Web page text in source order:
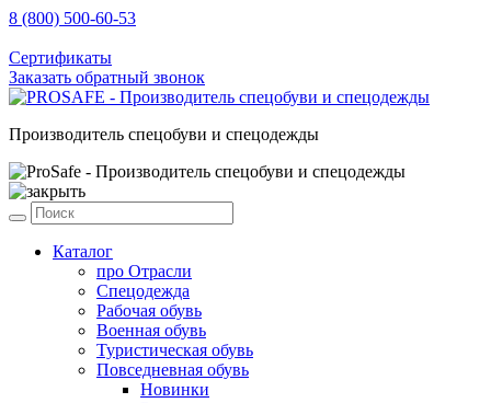
8 (800) 500-60-53
Сертификаты
Заказать обратный звонок
Производитель спецобуви и спецодежды
Каталог
про Отрасли
Спецодежда
Рабочая обувь
Военная обувь
Туристическая обувь
Повседневная обувь
Новинки